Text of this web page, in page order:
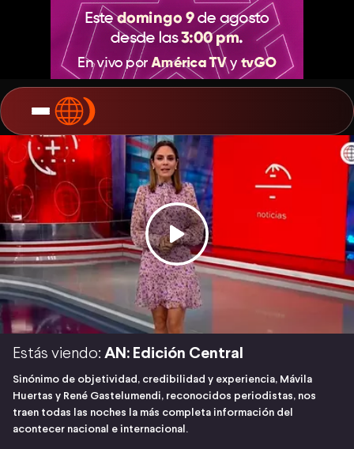
Estás viendo: AN: Edición Central
Sinónimo de objetividad, credibilidad y experiencia, Mávila
Huertas y René Gastelumendi, reconocidos periodistas, nos
traen todas las noches la más completa información del
acontecer nacional e internacional.